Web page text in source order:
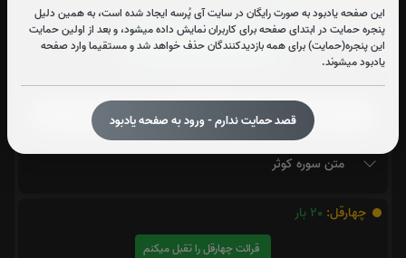
این صفحه یادبود به صورت رایگان در سایت آی پُرسه ایجاد شده است، به همین دلیل
پنجره حمایت در ابتدای صفحه برای کاربران نمایش داده میشود، و بعد از اولین حمایت
این پنجره(حمایت) برای همه بازدیدکنندگان حذف خواهد شد و مستقیما وارد صفحه
یادبود میشوند.
قصد حمایت ندارم - ورود به صفحه یادبود
سوره کوثر:25بار
قرائت سوره کوثر را تقبل میکنم
صوت سوره کوثر
متن سوره کوثر
چهارقل: 20 بار
قرائت چهارقل را تقبل میکنم